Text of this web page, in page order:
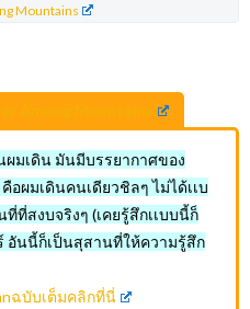
Mountains
ผมเดิน มันมีบรรยากาศของ
ผมเดินคนเดียวชิลๆ ไม่ได้เเบ
ที่สงบจริงๆ (เคยรู้สึกเเบบนี้ก็
อันนี้ก็เป็นสุสานที่ให้ความรู้สึก
ฉบับเต็มคลิกที่นี่